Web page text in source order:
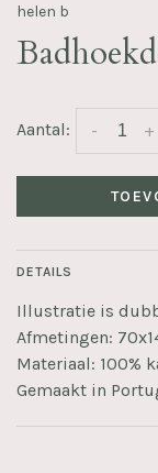
helen b
Aantal: +
-
DETAILS
Illustratie is
Afmetingen:
Materiaal: 100%
Gemaakt in